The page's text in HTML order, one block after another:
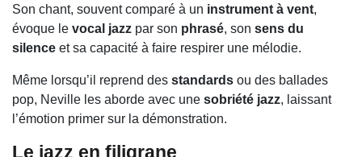
Son chant, souvent comparé à un instrument à vent,
évoque le vocal jazz par son phrasé, son sens du
silence et sa capacité à faire respirer une mélodie.
Même lorsqu’il reprend des standards ou des ballades
pop, Neville les aborde avec une sobriété jazz, laissant
l’émotion primer sur la démonstration.
Le jazz en filigrane